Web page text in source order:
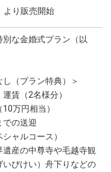
り販売開始
な金婚式プラン（以
（プラン特典）＞
賃（2名様分）
万円相当）
での送迎
ャルコース）
遺産の中尊寺や毛越寺観
びけい）舟下りなどの